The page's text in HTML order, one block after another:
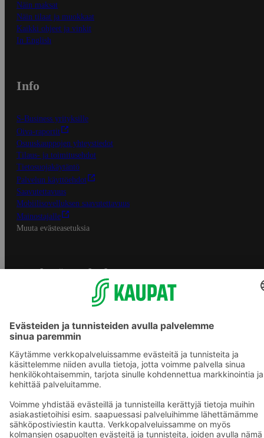
Näin maksat
Näin tilaat ja muokkaat
Kaikki ohjeet ja vinkit
In English
Info
S-Business yrityksille
Oiva-raportit
Osuuskauppojen yhteystiedot
Tilaus- ja toimitusehdot
Tietosuojakäytäntö
Palvelun käyttöehdot
Saavutettavuus
Mobiilisovelluksen saavutettavuus
Mainostajalle
Muuta evästeasetuksia
S-ryhmän palvelut
Asiakasomistajuus
Yhteishyvä Ruoka -sovellus
Prisma.fi
Sokos.fi
S-Pankki
Sokos Hotels
Raflaamo